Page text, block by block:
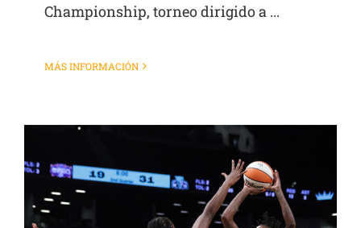
Championship, torneo dirigido a ...
MÁS INFORMACIÓN